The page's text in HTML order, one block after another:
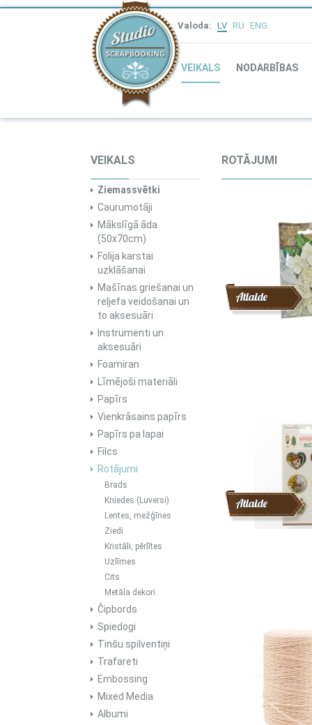
Valoda: LV RU ENG
VEIKALS NODARBĪBAS
VEIKALS
Ziemassvētki
Caurumotāji
Mākslīgā āda
(50x70cm)
Folija karstai
uzklāšanai
Mašīnas griešanai un
reljefa veidošanai un
to aksesuāri
Instrumenti un
aksesuāri
Foamiran
Līmējoši materiāli
Papīrs
Vienkrāsains papīrs
Papīrs pa lapai
Filcs
Rotājumi
Brads
Kniedes (Luversi)
Lentes, mežģīnes
Ziedi
Kristāli, pērlītes
Uzlīmes
Cits
Metāla dekori
Čipbords
Spiedogi
Tinšu spilventiņi
Trafareti
Embossing
Mixed Media
Albumi
ROTĀJUMI
Atlaide
Atlaide